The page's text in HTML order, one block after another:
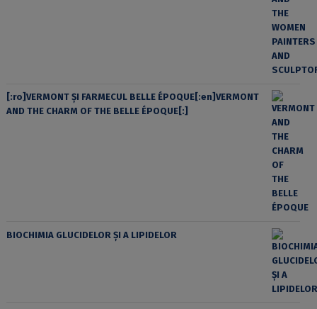
[:ro]VERMONT ȘI FARMECUL BELLE ÉPOQUE[:en]VERMONT
AND THE CHARM OF THE BELLE ÉPOQUE[:]
BIOCHIMIA GLUCIDELOR ȘI A LIPIDELOR